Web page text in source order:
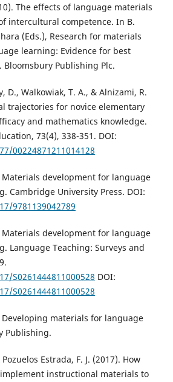
The effects of language materials
intercultural competence. In B.
(Eds.), Research for materials
learning: Evidence for best
Bloomsbury Publishing Plc.
D., Walkowiak, T. A., & Alnizami, R.
trajectories for novice elementary
and mathematics knowledge.
73(4), 338-351. DOI:
00224871211014128
Materials development for language
Cambridge University Press. DOI:
9781139042789
Materials development for language
Language Teaching: Surveys and
S0261444811000528 DOI:
S0261444811000528
Developing materials for language
Publishing.
Estrada, F. J. (2017). How
instructional materials to